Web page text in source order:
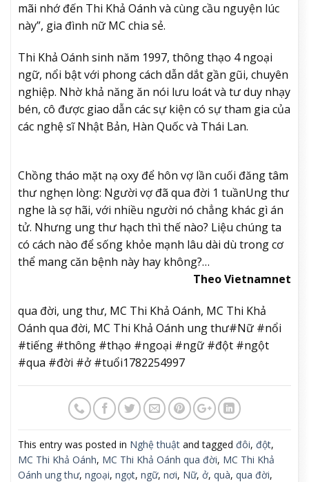
mãi nhớ đến Thi Khả Oánh và cùng cầu nguyện lúc
này”, gia đình nữ MC chia sẻ.
Thi Khả Oánh sinh năm 1997, thông thạo 4 ngoại
ngữ, nổi bật với phong cách dẫn dắt gần gũi, chuyên
nghiệp. Nhờ khả năng ăn nói lưu loát và tư duy nhạy
bén, cô được giao dẫn các sự kiện có sự tham gia của
các nghệ sĩ Nhật Bản, Hàn Quốc và Thái Lan.
Chồng tháo mặt nạ oxy để hôn vợ lần cuối đăng tâm
thư nghẹn lòng: Người vợ đã qua đời 1 tuầnUng thư
nghe là sợ hãi, với nhiều người nó chẳng khác gì án
tử. Nhưng ung thư hạch thì thế nào? Liệu chúng ta
có cách nào để sống khỏe mạnh lâu dài dù trong cơ
thể mang căn bệnh này hay không?…
Theo Vietnamnet
qua đời, ung thư, MC Thi Khả Oánh, MC Thi Khả
Oánh qua đời, MC Thi Khả Oánh ung thư#Nữ #nổi
#tiếng #thông #thạo #ngoại #ngữ #đột #ngột
#qua #đời #ở #tuổi1782254997
This entry was posted in Nghệ thuật and tagged đôi, đột,
MC Thi Khả Oánh, MC Thi Khả Oánh qua đời, MC Thi Khả
Oánh ung thư, ngoại, ngọt, ngữ, nơi, Nữ, ở, quà, qua đời,